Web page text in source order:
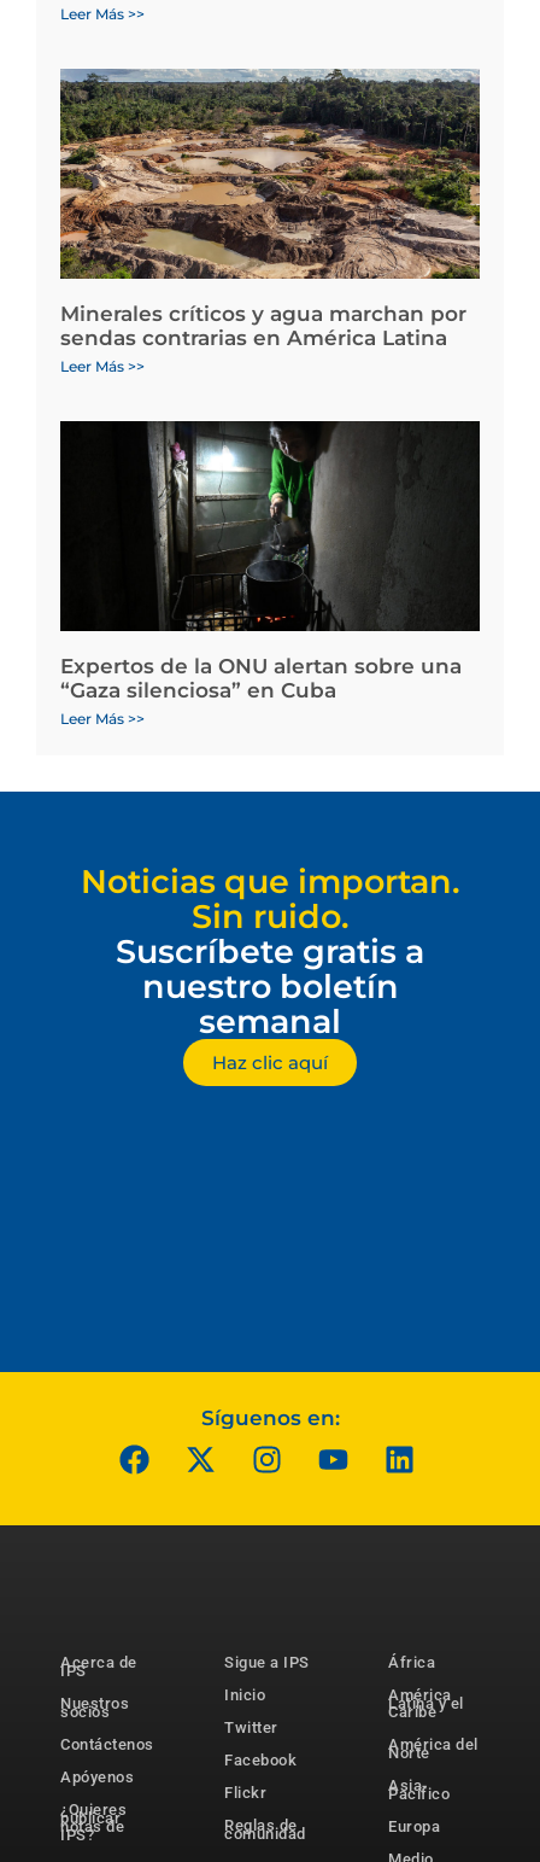
Leer Más >>
Minerales críticos y agua marchan por
sendas contrarias en América Latina
Leer Más >>
Expertos de la ONU alertan sobre una
“Gaza silenciosa” en Cuba
Leer Más >>
Noticias que importan.
Sin ruido.
Suscríbete gratis a
nuestro boletín
semanal
Haz clic aquí
Síguenos en:
Acerca de
IPS
Nuestros
socios
Contáctenos
Apóyenos
¿Quieres
publicar
notas de
IPS?
Sigue a IPS
Inicio
Twitter
Facebook
Flickr
Reglas de
comunidad
África
América
Latina y el
Caribe
América del
Norte
Asia-
Pacífico
Europa